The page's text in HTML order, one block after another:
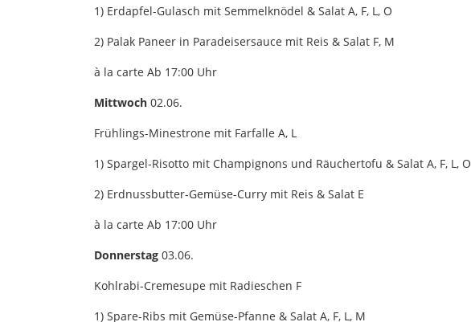
1) Erdapfel-Gulasch mit Semmelknödel & Salat A, F, L, O
2) Palak Paneer in Paradeisersauce mit Reis & Salat F, M
à la carte Ab 17:00 Uhr
Mittwoch 02.06.
Frühlings-Minestrone mit Farfalle A, L
1) Spargel-Risotto mit Champignons und Räuchertofu & Salat A, F, L, O
2) Erdnussbutter-Gemüse-Curry mit Reis & Salat E
à la carte Ab 17:00 Uhr
Donnerstag 03.06.
Kohlrabi-Cremesupe mit Radieschen F
1) Spare-Ribs mit Gemüse-Pfanne & Salat A, F, L, M